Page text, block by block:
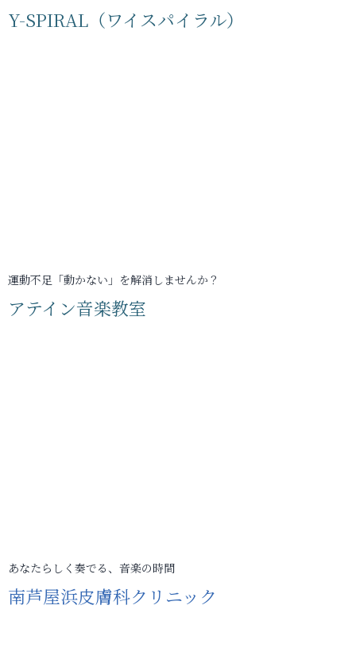
Y-SPIRAL（ワイスパイラル）
運動不足「動かない」を解消しませんか？
アテイン音楽教室
あなたらしく奏でる、音楽の時間
南芦屋浜皮膚科クリニック